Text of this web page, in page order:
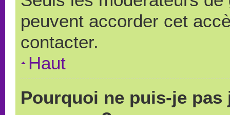
peuvent accorder cet
contacter.
Haut
Pourquoi ne puis-je